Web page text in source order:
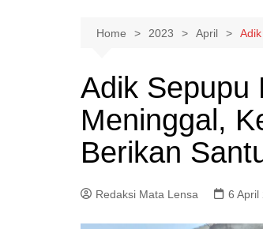
Home 2023 April
Adik Sepupu
Meninggal,
Berikan
Redaksi Mata Lensa 6 April